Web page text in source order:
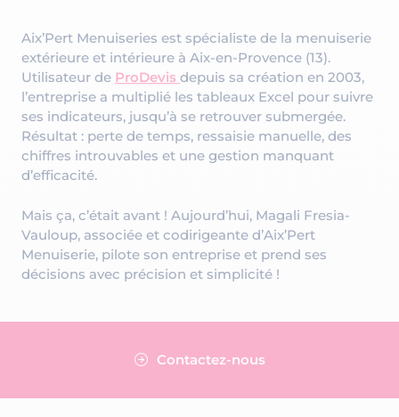
Aix’Pert Menuiseries est spécialiste de la menuiserie
extérieure et intérieure à Aix-en-Provence (13).
Utilisateur de ProDevis depuis sa création en 2003,
l’entreprise a multiplié les tableaux Excel pour suivre
ses indicateurs, jusqu’à se retrouver submergée.
Résultat : perte de temps, ressaisie manuelle, des
chiffres introuvables et une gestion manquant
d’efficacité.
Mais ça, c’était avant ! Aujourd’hui, Magali Fresia-
Vauloup, associée et codirigeante d’Aix’Pert
Menuiserie, pilote son entreprise et prend ses
décisions avec précision et simplicité !
Contactez-nous